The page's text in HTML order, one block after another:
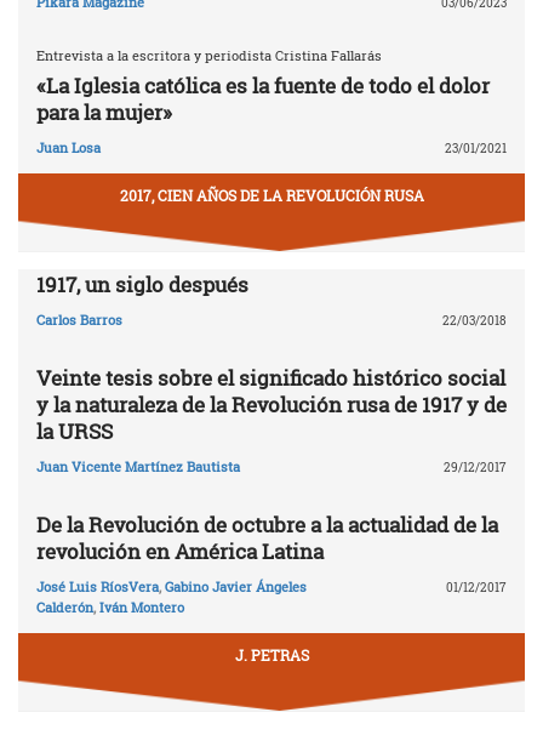
03/06/2023
Entrevista a la escritora y periodista Cristina Fallarás
«La Iglesia católica es la fuente de todo el dolor
para la mujer»
Juan Losa 23/01/2021
2017, CIEN AÑOS DE LA REVOLUCIÓN RUSA
1917, un siglo después
Carlos Barros 22/03/2018
Veinte tesis sobre el significado histórico social
y la naturaleza de la Revolución rusa de 1917 y de
la URSS
Juan Vicente Martínez Bautista 29/12/2017
De la Revolución de octubre a la actualidad de la
revolución en América Latina
José Luis RíosVera, Gabino Javier Ángeles
Calderón, Iván Montero
01/12/2017
J. PETRAS